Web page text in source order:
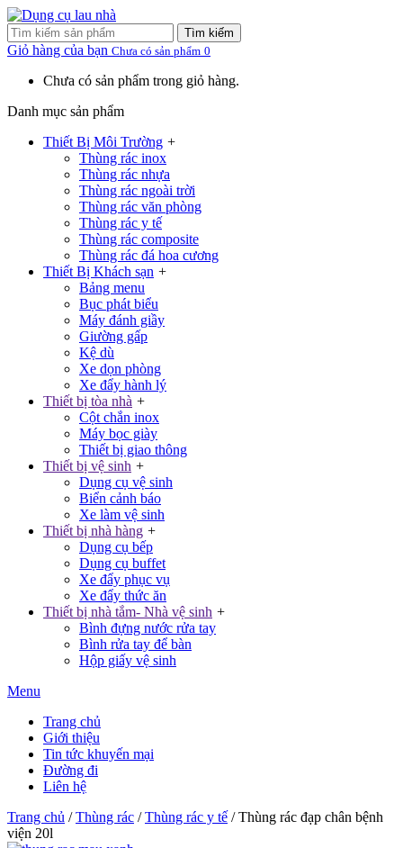
Tìm kiếm
Giỏ hàng của bạn Chưa có sản phẩm 0
Chưa có sản phẩm trong giỏ hàng.
Danh mục sản phẩm
Thiết Bị Môi Trường +
Thùng rác inox
Thùng rác nhựa
Thùng rác ngoài trời
Thùng rác văn phòng
Thùng rác y tế
Thùng rác composite
Thùng rác đá hoa cương
Thiết Bị Khách sạn +
Bảng menu
Bục phát biểu
Máy đánh giầy
Giường gấp
Kệ dù
Xe dọn phòng
Xe đẩy hành lý
Thiết bị tòa nhà +
Cột chắn inox
Máy bọc giày
Thiết bị giao thông
Thiết bị vệ sinh +
Dụng cụ vệ sinh
Biển cảnh báo
Xe làm vệ sinh
Thiết bị nhà hàng +
Dụng cụ bếp
Dụng cụ buffet
Xe đẩy phục vụ
Xe đẩy thức ăn
Thiết bị nhà tắm- Nhà vệ sinh +
Bình đựng nước rửa tay
Bình rửa tay để bàn
Hộp giấy vệ sinh
Menu
Trang chủ
Giới thiệu
Tin tức khuyến mại
Đường đi
Liên hệ
Trang chủ /Thùng rác /Thùng rác y tế / Thùng rác đạp chân bệnh
viện 20l